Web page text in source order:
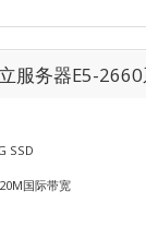
服务器E5-
SSD
国际带宽